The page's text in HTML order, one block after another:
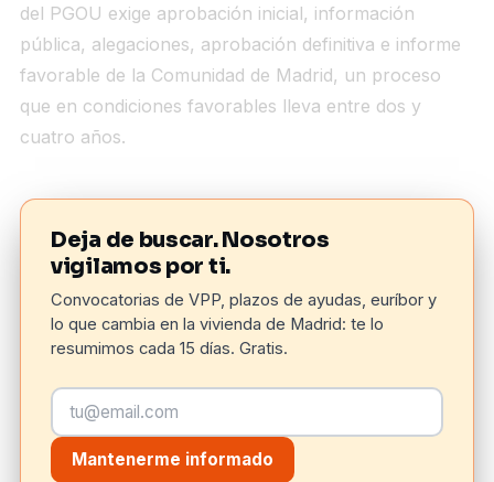
del PGOU exige aprobación inicial, información
pública, alegaciones, aprobación definitiva e informe
favorable de la Comunidad de Madrid, un proceso
que en condiciones favorables lleva entre dos y
cuatro años.
Deja de buscar. Nosotros
vigilamos por ti.
Convocatorias de VPP, plazos de ayudas, euríbor y
lo que cambia en la vivienda de Madrid: te lo
resumimos cada 15 días. Gratis.
Mantenerme informado